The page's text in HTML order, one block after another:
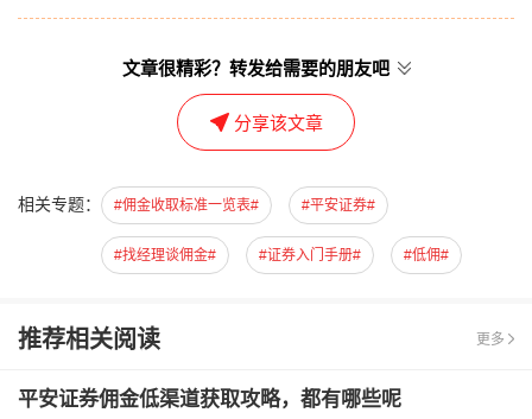
文章很精彩？转发给需要的朋友吧
分享该文章
相关专题： #佣金收取标准一览表# #平安证券#
#找经理谈佣金# #证券入门手册# #低佣#
推荐相关阅读 更多
平安证券佣金低渠道获取攻略，都有哪些呢